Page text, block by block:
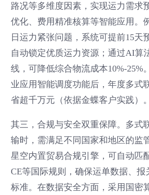
路况等多维度因素，实现运力需求
优化、费用精准核算等智能应用。
日运力紧张问题，系统可提前15天
自动锁定优质运力资源；通过AI算
线，可降低综合物流成本10%-25%
业应用智能调度功能后，年度多式
省超千万元（依据金蝶客户实践）。
其三，合规与安全双重保障。多式
输时，需满足不同国家和地区的监
星空内置贸易合规引擎，可自动匹
CE等国际规则，确保运单数据、报
标准。在数据安全方面，采用国密